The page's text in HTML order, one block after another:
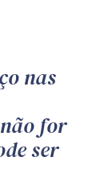
nas
for
ser